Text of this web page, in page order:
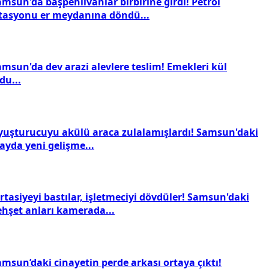
er meydanına döndü...
dev arazi alevlere teslim! Emekleri kül
akülü araca zulalamışlardı! Samsun'daki
yeni gelişme...
bastılar, işletmeciyi dövdüler! Samsun'daki
anları kamerada...
cinayetin perde arkası ortaya çıktı!